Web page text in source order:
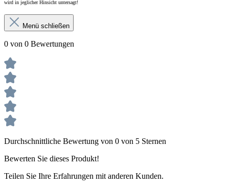
wird in jeglicher Hinsicht untersagt!
Menü schließen
0 von 0 Bewertungen
Durchschnittliche Bewertung von 0 von 5 Sternen
Bewerten Sie dieses Produkt!
Teilen Sie Ihre Erfahrungen mit anderen Kunden.